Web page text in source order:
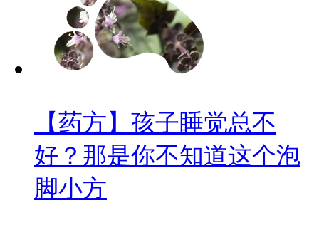
【药方】孩子睡觉总不
好？那是你不知道这个泡
脚小方